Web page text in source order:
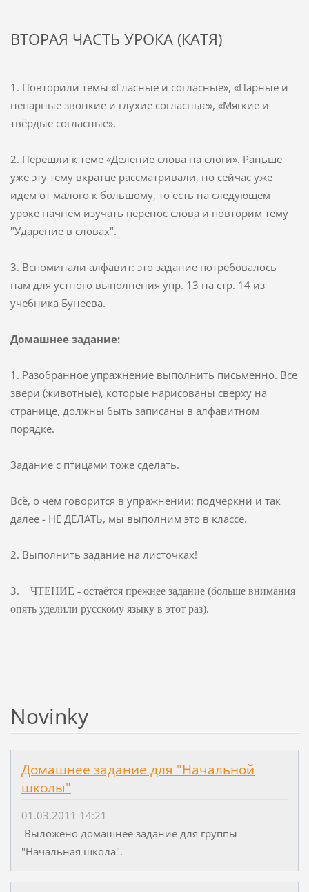
ВТОРАЯ ЧАСТЬ УРОКА (КАТЯ)
1. Повторили темы «Гласные и согласные», «Парные и
непарные звонкие и глухие согласные», «Мягкие и
твёрдые согласные».
2. Перешли к теме «Деление слова на слоги». Раньше
уже эту тему вкратце рассматривали, но сейчас уже
идем от малого к большому, то есть на следующем
уроке начнем изучать перенос слова и повторим тему
"Ударение в словах".
3. Вспоминали алфавит: это задание потребовалось
нам для устного выполнения упр. 13 на стр. 14 из
учебника Бунеева.
Домашнее задание:
1. Разобранное упражнение выполнить письменно. Все
звери (животные), которые нарисованы сверху на
странице, должны быть записаны в алфавитном
порядке.
Задание с птицами тоже сделать.
Всё, о чем говорится в упражнении: подчеркни и так
далее - НЕ ДЕЛАТЬ, мы выполним это в классе.
2. Выполнить задание на листочках!
3.
ЧТЕНИЕ - остаётся прежнее задание (больше внимания
опять уделили русскому языку в этот раз).
Novinky
Домашнее задание для "Начальной
школы"
01.03.2011 14:21
Выложено домашнее задание для группы
"Начальная школа".